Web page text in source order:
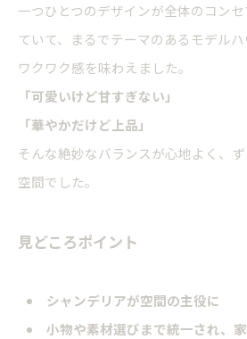
一つひとつのデザインが全体のコン
ていて、まるでテーマのあるモデル
ワクワク感を味わえました。
「可愛いけど甘すぎない」
「華やかだけど上品」
そんな絶妙なバランスが心地よく、
空間でした。
見どころポイント
シャンデリアが空間の主役に
小物や素材選びまで統一され、